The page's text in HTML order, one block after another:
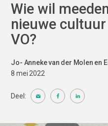
Wie wil
nieuwe
VO?
Jo- Anneke van der Molen en
8 mei 2022
Deel: